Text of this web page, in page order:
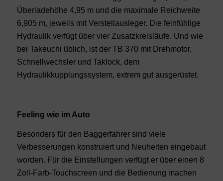
Überladehöhe 4,95 m und die maximale Reichweite
6,905 m, jeweils mit Verstellausleger. Die feinfühlige
Hydraulik verfügt über vier Zusatzkreisläufe. Und wie
bei Takeuchi üblich, ist der TB 370 mit Drehmotor,
Schnellwechsler und Taklock, dem
Hydraulikkupplungssystem, extrem gut ausgerüstet.
Feeling wie im Auto
Besonders für den Baggerfahrer sind viele
Verbesserungen konstruiert und Neuheiten eingebaut
worden. Für die Einstellungen verfügt er über einen 8
Zoll-Farb-Touchscreen und die Bedienung machen